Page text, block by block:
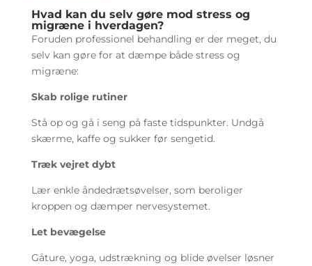
Hvad kan du selv gøre mod stress og
migræne i hverdagen?
Foruden professionel behandling er der meget, du
selv kan gøre for at dæmpe både stress og
migræne:
Skab rolige rutiner
Stå op og gå i seng på faste tidspunkter. Undgå
skærme, kaffe og sukker før sengetid.
Træk vejret dybt
Lær enkle åndedrætsøvelser, som beroliger
kroppen og dæmper nervesystemet.
Let bevægelse
Gåture, yoga, udstrækning og blide øvelser løsner